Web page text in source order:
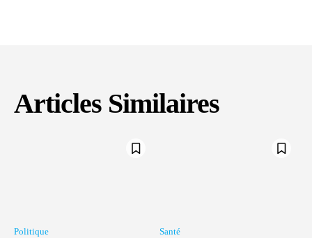
Articles Similaires
Politique Santé